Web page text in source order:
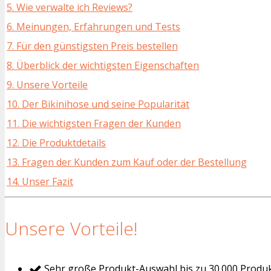
5. Wie verwalte ich Reviews?
6. Meinungen, Erfahrungen und Tests
7. Für den günstigsten Preis bestellen
8. Überblick der wichtigsten Eigenschaften
9. Unsere Vorteile
10. Der Bikinihose und seine Popularität
11. Die wichtigsten Fragen der Kunden
12. Die Produktdetails
13. Fragen der Kunden zum Kauf oder der Bestellung
14. Unser Fazit
Unsere Vorteile!